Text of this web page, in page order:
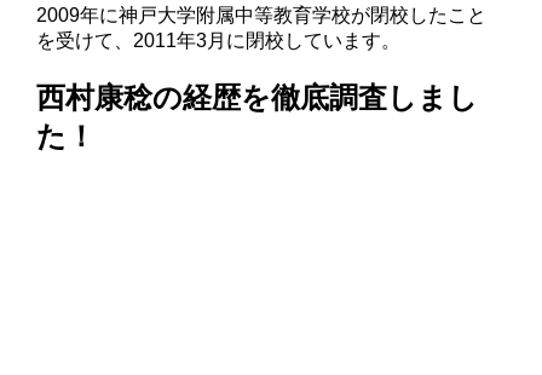
2009年に神戸大学附属中等教育学校が閉校したこと
を受けて、2011年3月に閉校しています。
西村康稔の経歴を徹底調査しまし
た！